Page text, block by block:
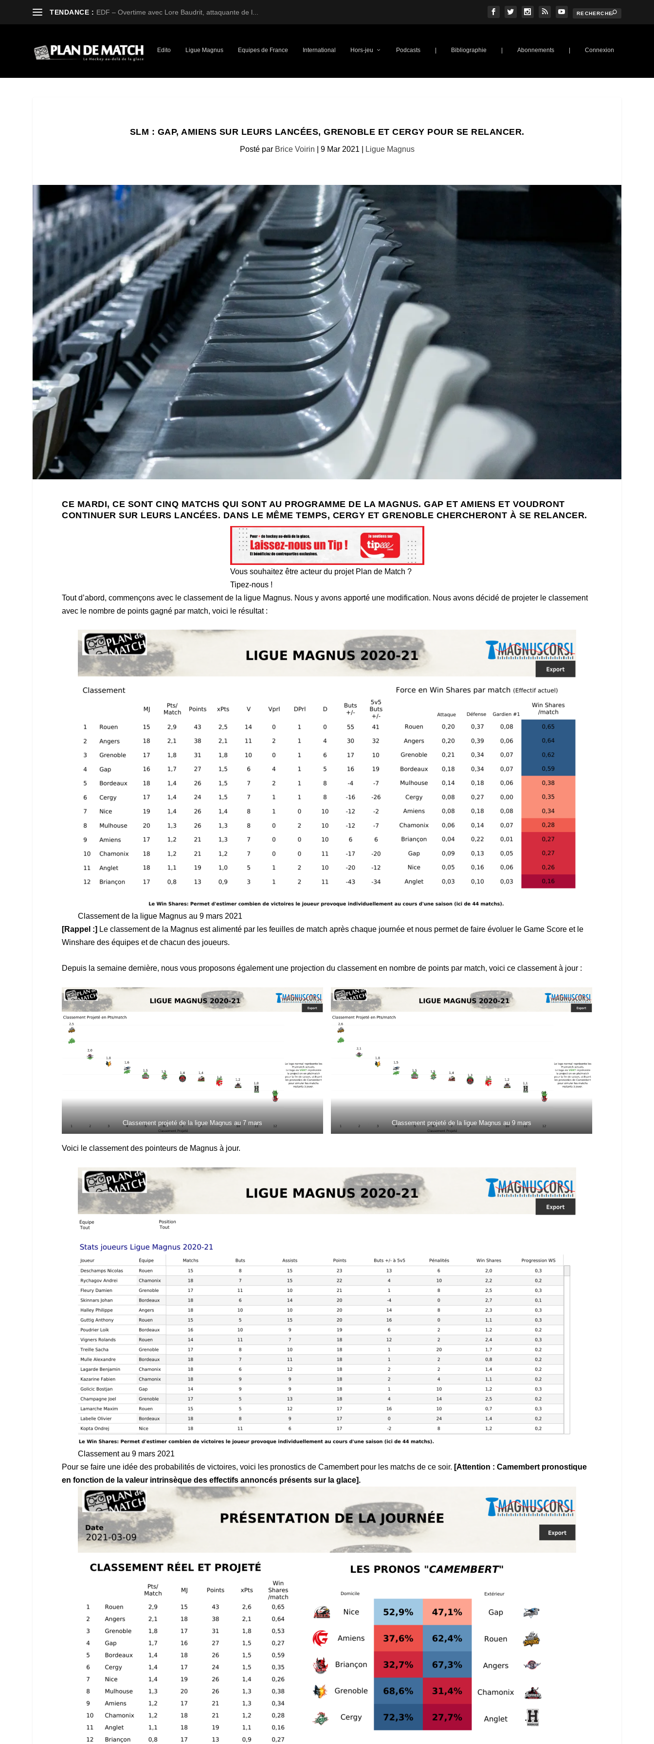
TENDANCE : EDF – Overtime avec Lore Baudrit, attaquante de l...
Edito Ligue Magnus Equipes de France International Hors-jeu Podcasts Bibliographie Abonnements Connexion
SLM : GAP, AMIENS SUR LEURS LANCÉES, GRENOBLE ET CERGY POUR SE RELANCER.
Posté par Brice Voirin 9 Mar 2021 Ligue Magnus
CE MARDI, CE SONT CINQ MATCHS QUI SONT AU PROGRAMME DE LA MAGNUS. GAP ET AMIENS ET VOUDRONT
CONTINUER SUR LEURS LANCÉES. DANS LE MÊME TEMPS, CERGY ET GRENOBLE CHERCHERONT À SE RELANCER.
Vous souhaitez être acteur du projet Plan de Match ?
Tipez-nous !
Tout d’abord, commençons avec le classement de la ligue Magnus. Nous y avons apporté une modification. Nous avons décidé de projeter le classement
avec le nombre de points gagné par match, voici le résultat :
Classement de la ligue Magnus au 9 mars 2021
[Rappel :] Le classement de la Magnus est alimenté par les feuilles de match après chaque journée et nous permet de faire évoluer le Game Score et le
Winshare des équipes et de chacun des joueurs.
Depuis la semaine dernière, nous vous proposons également une projection du classement en nombre de points par match, voici ce classement à jour :
Classement projeté de la ligue Magnus au 7 mars Classement projeté de la ligue Magnus au 9 mars
Voici le classement des pointeurs de Magnus à jour.
Classement au 9 mars 2021
Pour se faire une idée des probabilités de victoires, voici les pronostics de Camembert pour les matchs de ce soir. [Attention : Camembert pronostique
en fonction de la valeur intrinsèque des effectifs annoncés présents sur la glace].